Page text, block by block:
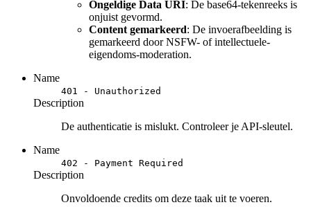
Ongeldige Data URI: De base64-tekenreeks is
onjuist gevormd.
Content gemarkeerd: De invoerafbeelding is
gemarkeerd door NSFW- of intellectuele-
eigendoms-moderation.
Name
401 - Unauthorized
Description
De authenticatie is mislukt. Controleer je API-sleutel.
Name
402 - Payment Required
Description
Onvoldoende credits om deze taak uit te voeren.